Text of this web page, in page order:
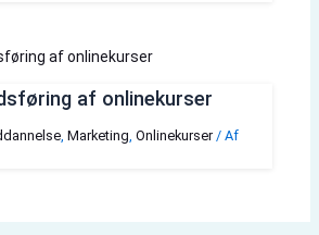
af onlinekurser
, Marketing Onlinekurser/ Af